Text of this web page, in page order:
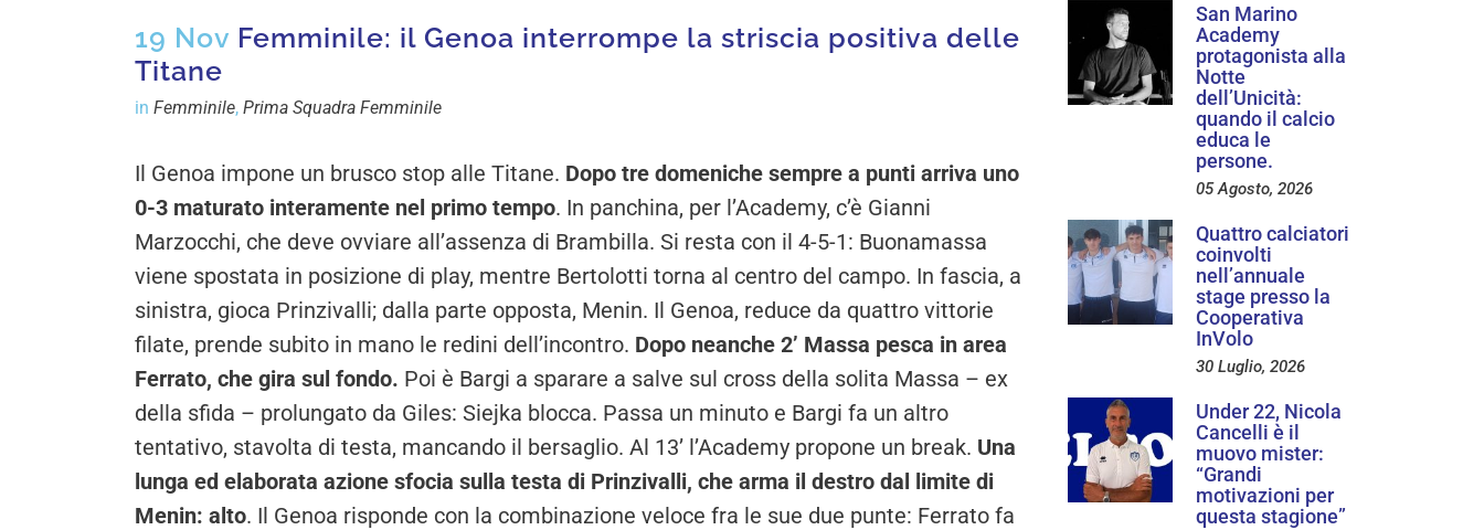
19 Nov Femminile: il Genoa interrompe la striscia positiva delle
Titane
in Femminile, Prima Squadra Femminile
Il Genoa impone un brusco stop alle Titane. Dopo tre domeniche sempre a punti arriva uno
0-3 maturato interamente nel primo tempo. In panchina, per l’Academy, c’è Gianni
Marzocchi, che deve ovviare all’assenza di Brambilla. Si resta con il 4-5-1: Buonamassa
viene spostata in posizione di play, mentre Bertolotti torna al centro del campo. In fascia, a
sinistra, gioca Prinzivalli; dalla parte opposta, Menin. Il Genoa, reduce da quattro vittorie
filate, prende subito in mano le redini dell’incontro. Dopo neanche 2’ Massa pesca in area
Ferrato, che gira sul fondo. Poi è Bargi a sparare a salve sul cross della solita Massa – ex
della sfida – prolungato da Giles: Siejka blocca. Passa un minuto e Bargi fa un altro
tentativo, stavolta di testa, mancando il bersaglio. Al 13’ l’Academy propone un break. Una
lunga ed elaborata azione sfocia sulla testa di Prinzivalli, che arma il destro dal limite di
Menin: alto. Il Genoa risponde con la combinazione veloce fra le sue due punte: Ferrato fa
San Marino
Academy
protagonista alla
Notte
dell’Unicità:
quando il calcio
educa le
persone.
05 Agosto, 2026
Quattro calciatori
coinvolti
nell’annuale
stage presso la
Cooperativa
InVolo
30 Luglio, 2026
Under 22, Nicola
Cancelli è il
muovo mister:
“Grandi
motivazioni per
questa stagione”